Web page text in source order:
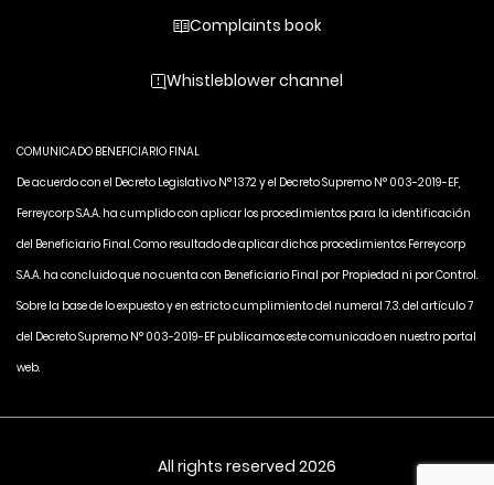
Complaints book
Whistleblower channel
COMUNICADO BENEFICIARIO FINAL
De acuerdo con el Decreto Legislativo N° 1372 y el Decreto Supremo N° 003-2019-EF,
Ferreycorp S.A.A. ha cumplido con aplicar los procedimientos para la identificación
del Beneficiario Final. Como resultado de aplicar dichos procedimientos Ferreycorp
S.A.A. ha concluido que no cuenta con Beneficiario Final por Propiedad ni por Control.
Sobre la base de lo expuesto y en estricto cumplimiento del numeral 7.3. del artículo 7
del Decreto Supremo N° 003-2019-EF publicamos este comunicado en nuestro portal
web.
All rights reserved 2026